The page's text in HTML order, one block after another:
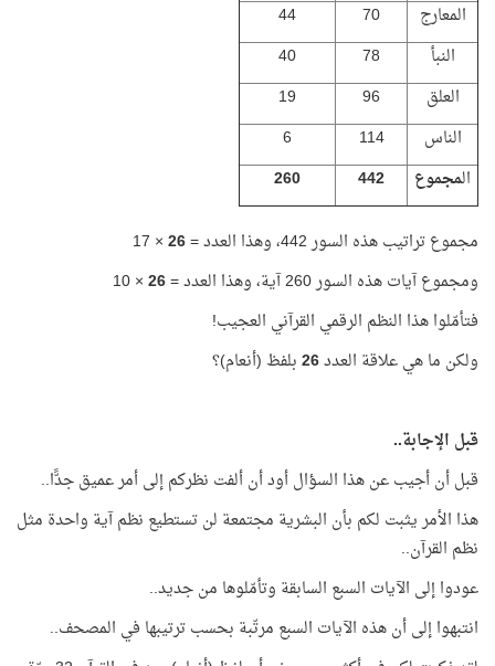
المعارج
70
44
النبأ
78
40
العلق
96
19
الناس
114
6
المجموع 442
260
مجموع تراتيب هذه السور 442، وهذا العدد = 26
× 17
ومجموع آيات هذه السور 260 آية، وهذا العدد =
26
× 10
فتأمّلوا هذا النظم الرقمي القرآني العجيب!
ولكن ما هي علاقة العدد26بلفظ (أنعام)؟
قبل الإجابة..
قبل أن أجيب عن هذا السؤال أود أن ألفت نظركم إلى أمر عميق جدًّا..
هذا الأمر يثبت لكم بأن البشرية مجتمعة لن تستطيع نظم آية واحدة مثل
نظم القرآن..
عودوا إلى الآيات السبع السابقة وتأمّلوها من جديد..
انتبهوا إلى أن هذه الآيات السبع مرتّبة بحسب ترتيبها في المصحف..